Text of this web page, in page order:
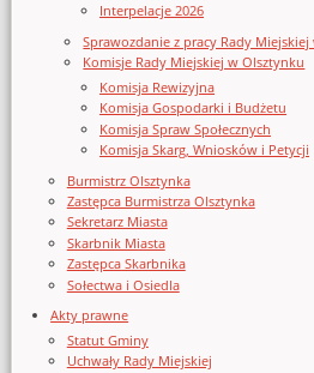
Interpelacje 2026
Sprawozdanie z pracy Rady
Komisje Rady Miejskiej w Olsztynku
Komisja Rewizyjna
Komisja Gospodarki i Budżetu
Komisja Spraw Społecznych
Komisja Skarg, Wniosków i Petycji
Burmistrz Olsztynka
Zastępca Burmistrza Olsztynka
Sekretarz Miasta
Skarbnik Miasta
Zastępca Skarbnika
Sołectwa i Osiedla
Akty prawne
Statut Gminy
Uchwały Rady Miejskiej